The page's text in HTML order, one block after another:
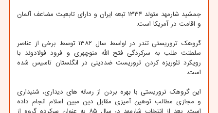
جمشید شارمهد متولد ۱۳۳۴ تبعه ایران و دارای تابعیت مضاعف آلمان
و اقامت در آمریکا است.
گروهک تروریستی تندر در اواسط سال ۱۳۸۲ توسط برخی از عناصر
سلطنت طلب به سرکردگی فتح الله منوچهری و فرود فولادوند با
رویکرد تئوریزه کردن تروریست ضددینی در انگلستان تاسیس شده
است.
این گروهک تروریستی با بهره بردن از رسانه های دیداری، شنیداری
و مجازی مطالب توهین آمیزی مقابل دین مبین اسلام انجام داده
است. بعد از انتخاب شارمهد در سال ۸۵ به عنوان سرکرده گروه از